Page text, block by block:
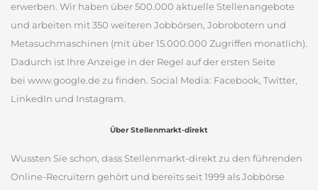
erwerben. Wir haben über 500.000 aktuelle Stellenangebote
und arbeiten mit 350 weiteren Jobbörsen, Jobrobotern und
Metasuchmaschinen (mit über 15.000.000 Zugriffen monatlich).
Dadurch ist Ihre Anzeige in der Regel auf der ersten Seite
bei www.google.de zu finden. Social Media: Facebook, Twitter,
LinkedIn und Instagram.
Über Stellenmarkt-direkt
Wussten Sie schon, dass Stellenmarkt-direkt zu den führenden
Online-Recruitern gehört und bereits seit 1999 als Jobbörse